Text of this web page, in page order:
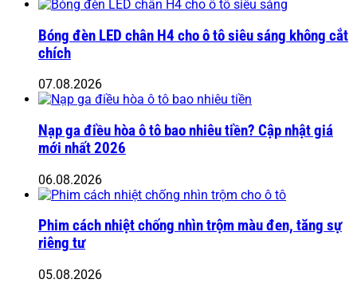
Bóng đèn LED chân H4 cho ô tô siêu sáng không cắt
chích
07.08.2026
Nạp ga điều hòa ô tô bao nhiêu tiền? Cập nhật giá
mới nhất 2026
06.08.2026
Phim cách nhiệt chống nhìn trộm màu đen, tăng sự
riêng tư
05.08.2026